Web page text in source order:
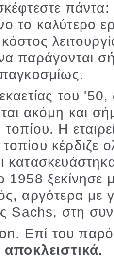
το καλύτερο
παράγονται
του
ακόμη και
Η
κέρδιζε
1958 ξεκίνησε
αργότερα με
Sachs, στη
Επί του
αποκλειστικά.